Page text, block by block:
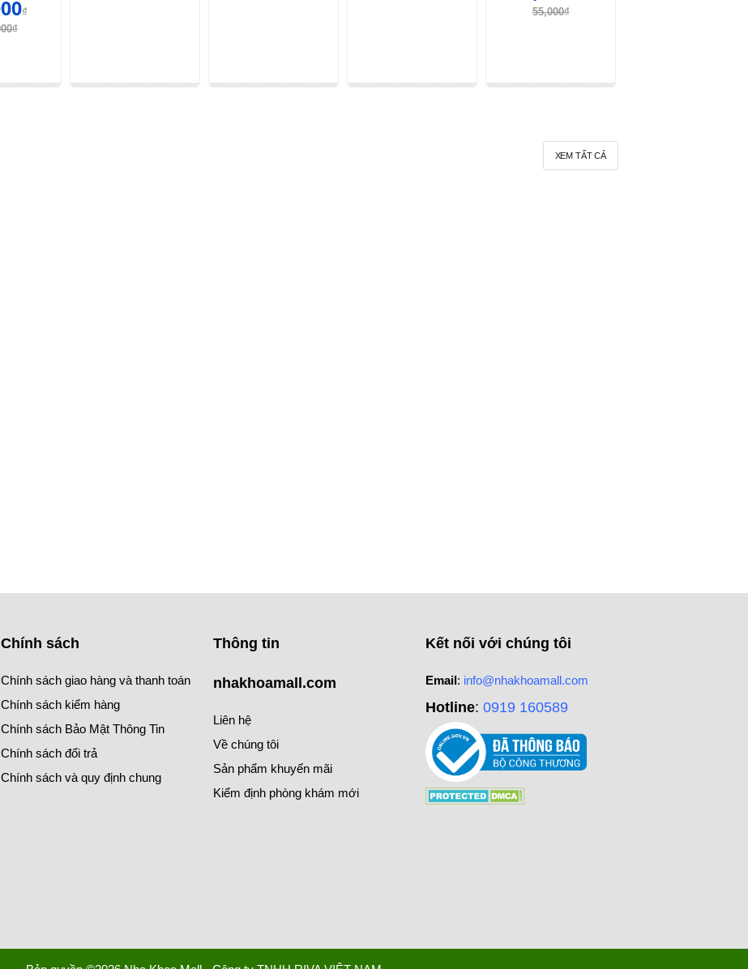
XEM TẤT CẢ
Chính sách
Chính sách giao hàng và thanh toán
Chính sách kiểm hàng
Chính sách Bảo Mật Thông Tin
Chính sách đổi trả
Chính sách và quy định chung
Thông tin
nhakhoamall.com
Liên hệ
Về chúng tôi
Sản phẩm khuyến mãi
Kiểm định phòng khám mới
Kết nối với chúng tôi
Email: info@nhakhoamall.com
Hotline: 0919 160589